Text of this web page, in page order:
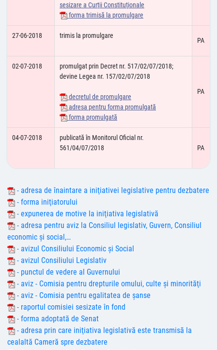
sesizare a Curţii Constituţionale
forma trimisă la promulgare
27-06-2018 trimis la promulgare
PA
02-07-2018
promulgat prin Decret nr. 517/02/07/2018;
devine Legea nr. 157/02/07/2018
decretul de promulgare
adresa pentru forma promulgată
forma promulgată
PA
04-07-2018
publicată în Monitorul Oficial nr.
561/04/07/2018
PA
- adresa de înaintare a iniţiativei legislative pentru dezbatere
- forma iniţiatorului
- expunerea de motive la iniţiativa legislativă
- adresa pentru aviz la Consiliul legislativ, Guvern, Consiliul
economic şi social,…
- avizul Consiliului Economic şi Social
- avizul Consiliului Legislativ
- punctul de vedere al Guvernului
- aviz - Comisia pentru drepturile omului, culte şi minorităţi
- aviz - Comisia pentru egalitatea de şanse
- raportul comisiei sesizate în fond
- forma adoptată de Senat
- adresa prin care iniţiativa legislativă este transmisă la
cealaltă Cameră spre dezbatere